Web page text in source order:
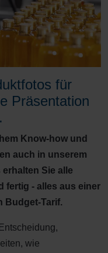
für
Präsentation
Know-how und
auch in unserem
Sie alle
fertig - alles aus einer
Budget-Tarif.
wie